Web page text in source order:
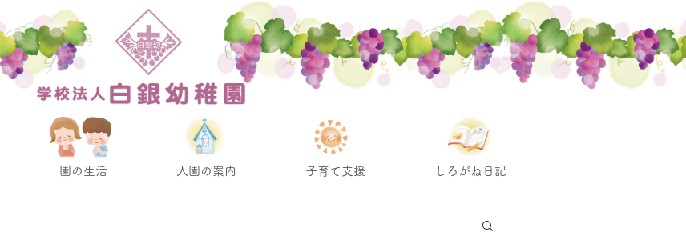
園の生活 入園の案内 子育て支援 しろがね日記